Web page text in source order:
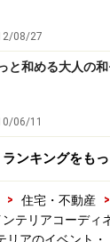
08/27
と和める大人の
06/11
ランキングをも
> 住宅・不動産 >
ンテリアコーディ